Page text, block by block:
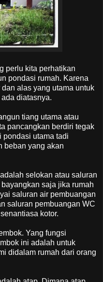
perlu kita perhatikan
pondasi rumah. Karena
alas yang utama untuk
diatasnya.
tiang utama atau
pancangkan berdiri tegak
pondasi utama tadi
beban yang akan
selokan atau saluran
saja jika rumah
saluran air pembuangan
saluran pembuangan WC
kotor.
Yang fungsi
ini adalah untuk
didalam rumah dari orang